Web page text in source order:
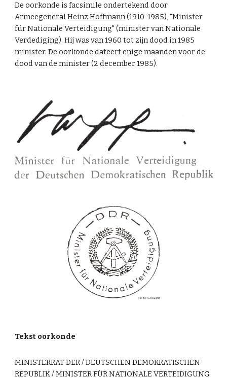
De oorkonde is facsimile ondertekend door
ArmeegeneralHeinz Hoffmann(1910-1985), "Minister
für Nationale Verteidigung" (minister van Nationale
Verdediging). Hij was van 1960 tot zijn dood in 1985
minister. De oorkonde dateert enige maanden voor de
dood van de minister (2 december 1985).
Tekst oorkonde
MINISTERRAT DER / DEUTSCHEN DEMOKRATISCHEN
REPUBLIK / MINISTER FÜR NATIONALE VERTEIDIGUNG